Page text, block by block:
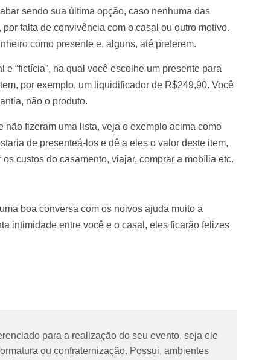
sendo sua última opção, caso nenhuma das
falta de convivência com o casal ou outro motivo.
como presente e, alguns, até preferem.
“fictícia”, na qual você escolhe um presente para
por exemplo, um liquidificador de R$249,90. Você
não o produto.
fizeram uma lista, veja o exemplo acima como
de presenteá-los e dê a eles o valor deste item,
custos do casamento, viajar, comprar a mobília etc.
boa conversa com os noivos ajuda muito a
intimidade entre você e o casal, eles ficarão felizes
para a realização do seu evento, seja ele
ou confraternização. Possui, ambientes